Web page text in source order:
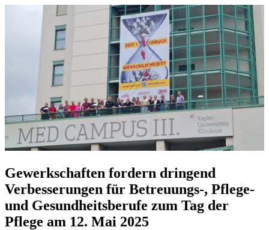
Gewerkschaften fordern dringend
Verbesserungen für Betreuungs-, Pflege-
und Gesundheitsberufe zum Tag der
Pflege am 12. Mai 2025